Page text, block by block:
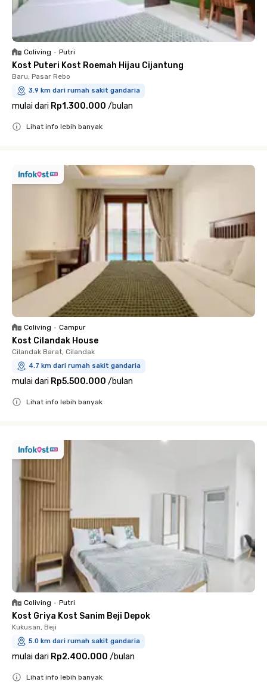
Coliving • Putri
Kost Puteri Kost Roemah Hijau Cijantung
Baru, Pasar Rebo
3.9 km dari rumah sakit gandaria
mulai dari Rp1.300.000 /bulan
Lihat info lebih banyak
Coliving • Campur
Kost Cilandak House
Cilandak Barat, Cilandak
4.7 km dari rumah sakit gandaria
mulai dari Rp5.500.000 /bulan
Lihat info lebih banyak
Coliving • Putri
Kost Griya Kost Sanim Beji Depok
Kukusan, Beji
5.0 km dari rumah sakit gandaria
mulai dari Rp2.400.000 /bulan
Lihat info lebih banyak